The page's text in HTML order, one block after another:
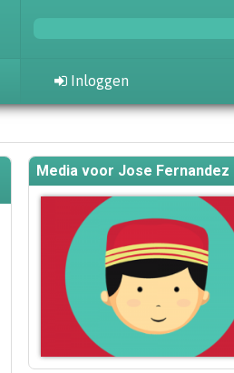
Inloggen
Media voor Jose Fernandez